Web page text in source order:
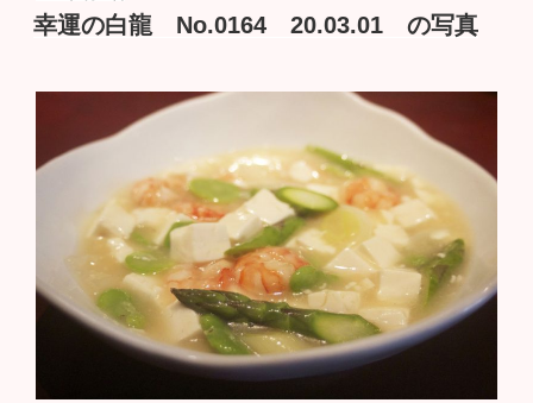
稿
日:
幸運の白龍 No.0164 20.03.01 の写真